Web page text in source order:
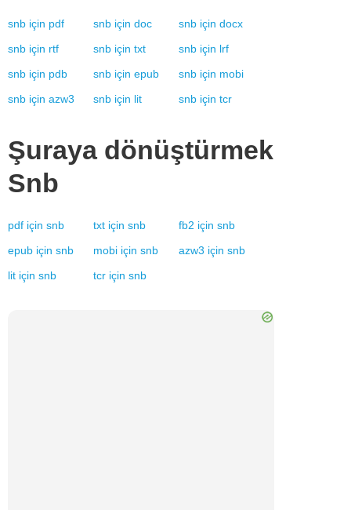
snb için pdf snb için doc snb için docx
snb için rtf snb için txt snb için lrf
snb için pdb snb için epub snb için mobi
snb için azw3 snb için lit snb için tcr
Şuraya dönüştürmek
Snb
pdf için snb txt için snb fb2 için snb
epub için snb mobi için snb azw3 için snb
lit için snb tcr için snb